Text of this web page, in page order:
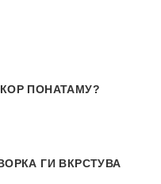
ПОНАТАМУ?
ГИ ВКРСТУВА